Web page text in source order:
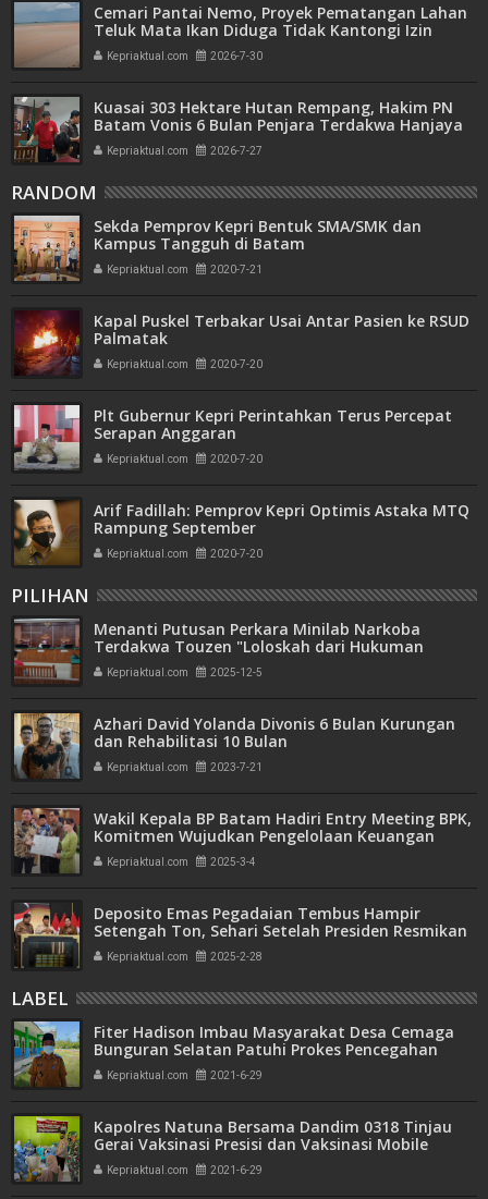
Cemari Pantai Nemo, Proyek Pematangan Lahan
Teluk Mata Ikan Diduga Tidak Kantongi Izin
Amdal
Kepriaktual.com 2026-7-30
Kuasai 303 Hektare Hutan Rempang, Hakim PN
Batam Vonis 6 Bulan Penjara Terdakwa Hanjaya
Kepriaktual.com 2026-7-27
RANDOM
Sekda Pemprov Kepri Bentuk SMA/SMK dan
Kampus Tangguh di Batam
Kepriaktual.com 2020-7-21
Kapal Puskel Terbakar Usai Antar Pasien ke RSUD
Palmatak
Kepriaktual.com 2020-7-20
Plt Gubernur Kepri Perintahkan Terus Percepat
Serapan Anggaran
Kepriaktual.com 2020-7-20
Arif Fadillah: Pemprov Kepri Optimis Astaka MTQ
Rampung September
Kepriaktual.com 2020-7-20
PILIHAN
Menanti Putusan Perkara Minilab Narkoba
Terdakwa Touzen "Loloskah dari Hukuman
Seumur Hidup atau Mati"
Kepriaktual.com 2025-12-5
Azhari David Yolanda Divonis 6 Bulan Kurungan
dan Rehabilitasi 10 Bulan
Kepriaktual.com 2023-7-21
Wakil Kepala BP Batam Hadiri Entry Meeting BPK,
Komitmen Wujudkan Pengelolaan Keuangan
Transparan dan Akuntabel
Kepriaktual.com 2025-3-4
Deposito Emas Pegadaian Tembus Hampir
Setengah Ton, Sehari Setelah Presiden Resmikan
Bank Emas
Kepriaktual.com 2025-2-28
LABEL
Fiter Hadison Imbau Masyarakat Desa Cemaga
Bunguran Selatan Patuhi Prokes Pencegahan
Covid-19
Kepriaktual.com 2021-6-29
Kapolres Natuna Bersama Dandim 0318 Tinjau
Gerai Vaksinasi Presisi dan Vaksinasi Mobile
Kepriaktual.com 2021-6-29